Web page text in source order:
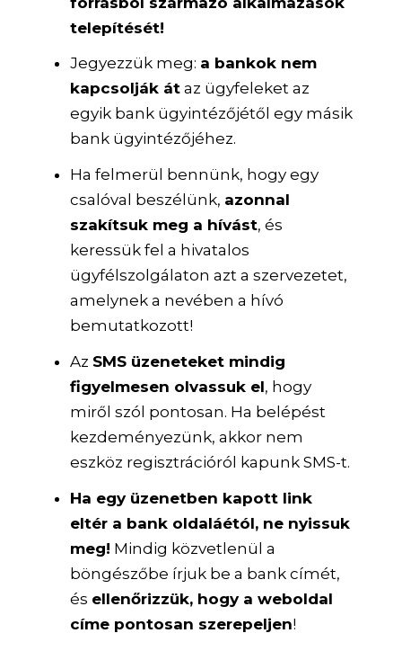
telepítését!
Jegyezzük meg: a bankok nem
kapcsolják át az ügyfeleket az
egyik bank ügyintézőjétől egy másik
bank ügyintézőjéhez.
Ha felmerül bennünk, hogy egy
csalóval beszélünk, azonnal
szakítsuk meg a hívást, és
keressük fel a hivatalos
ügyfélszolgálaton azt a szervezetet,
amelynek a nevében a hívó
bemutatkozott!
Az SMS üzeneteket mindig
figyelmesen olvassuk el, hogy
miről szól pontosan. Ha belépést
kezdeményezünk, akkor nem
eszköz regisztrációról kapunk SMS-t.
Ha egy üzenetben kapott link
eltér a bank oldaláétól, ne nyissuk
meg! Mindig közvetlenül a
böngészőbe írjuk be a bank címét,
és ellenőrizzük, hogy a weboldal
címe pontosan szerepeljen!